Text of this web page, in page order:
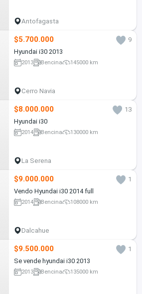
Antofagasta
$5.700.000
9
Hyundai i30 2013
2013 Bencina 145000 km
Cerro Navia
$8.000.000
13
Hyundai i30
2014 Bencina 130000 km
La Serena
$9.000.000
1
Vendo Hyundai i30 2014 full
2014 Bencina 108000 km
Dalcahue
$9.500.000
1
Se vende hyundai i30 2013
2013 Bencina 135000 km